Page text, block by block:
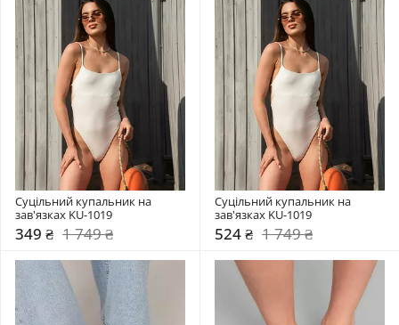
Суцільний купальник на
зав'язках KU-1019
349 ₴ 1 749 ₴
Суцільний купальник на
зав'язках KU-1019
524 ₴ 1 749 ₴